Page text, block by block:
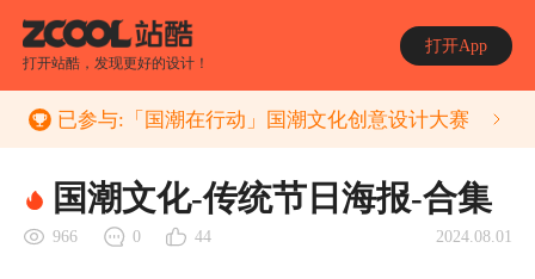
打开站酷，发现更好的设计！
打开App
已参与: 「国潮在行动」国潮文化创意设计大赛
国潮文化-传统节日海报-合集
966 0 44 2024.08.01